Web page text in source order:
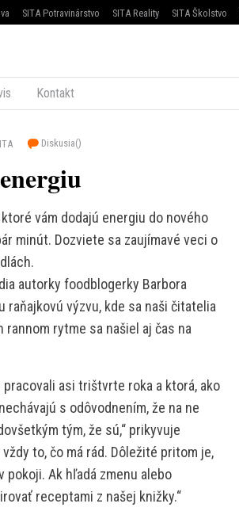
SITA Potravinárstvo SITA Reality SITA Školstvo
Kontakt
Diskusia()
vám dodajú energiu do nového
minút. Dozviete sa zaujímavé veci o
autorky foodblogerky Barbora
raňajkovú výzvu, kde sa naši čitatelia
rannom rytme sa našiel aj čas na
asi trištvrte roka a ktorá, ako
s odôvodnením, že na ne
tým, že sú,“ prikyvuje
to, čo má rád. Dôležité pritom je,
pokoji. Ak hľadá zmenu alebo
receptami z našej knižky.“